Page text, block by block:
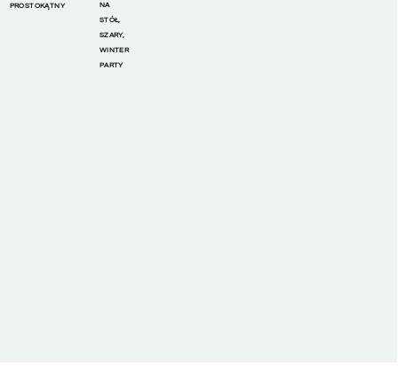
NA
STÓŁ,
SZARY,
WINTER
PARTY
PROSTOKĄTNY